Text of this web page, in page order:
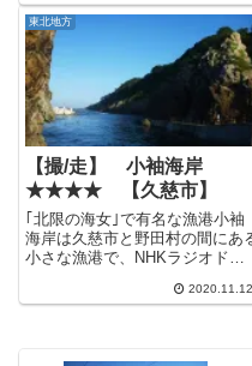
ています。 山居倉庫の一部は
般公開されていて、観光...
東北地方
【撮/走】 小袖海岸
★★★★ 【久慈市】
｢北限の海女｣で有名な漁港小袖
海岸は久慈市と野田村の間にあ
小さな漁港で、NHKラジオドラ
なった海女の町でもあります。
2020.11.12